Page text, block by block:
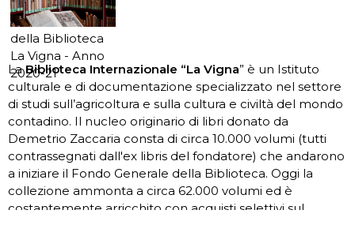
LaBiblioteca Internazionale “La Vigna” è un Istituto
culturale e di documentazione specializzato nel settore
di studi sull’agricoltura e sulla cultura e civiltà del mondo
contadino. Il nucleo originario di libri donato da
Demetrio Zaccaria consta di circa 10.000 volumi (tutti
contrassegnati dall'ex libris del fondatore) che andarono
a iniziare il Fondo Generale della Biblioteca. Oggi la
collezione ammonta a circa 62.000 volumi ed è
costantemente arricchito con acquisti selettivi sul